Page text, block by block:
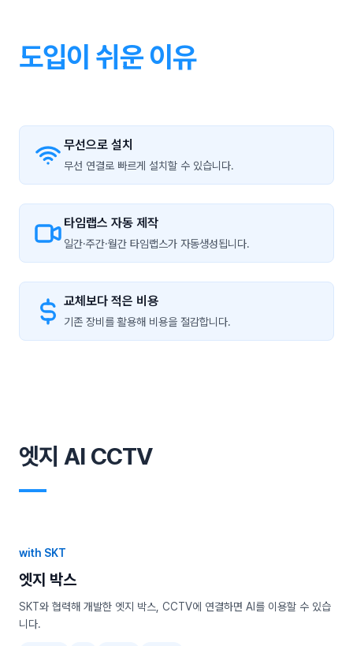
도입이 쉬운 이유
무선으로 설치
무선 연결로 빠르게 설치할 수 있습니다.
타임랩스 자동 제작
일간·주간·월간 타임랩스가 자동생성됩니다.
교체보다 적은 비용
기존 장비를 활용해 비용을 절감합니다.
엣지 AI CCTV
―
with SKT
엣지 박스
SKT와 협력해 개발한 엣지 박스, CCTV에 연결하면 AI를 이용할 수 있습
니다.